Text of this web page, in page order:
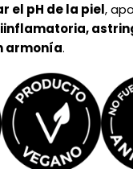
el pH de la piel,
armonía.